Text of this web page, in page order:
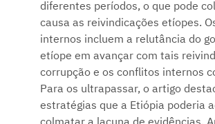
diferentes períodos, o que pode
causa as reivindicações etíopes.
internos incluem a relutância do
etíope em avançar com tais
corrupção e os conflitos internos
Para os ultrapassar, o artigo
estratégias que a Etiópia poderia